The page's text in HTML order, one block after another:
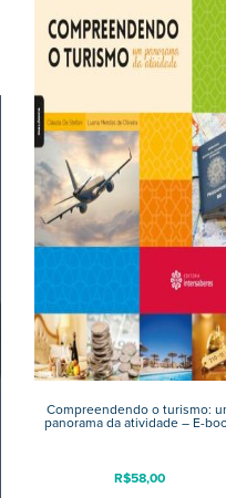
Compreendendo o turismo:
panorama da atividade – E-
R$58,00